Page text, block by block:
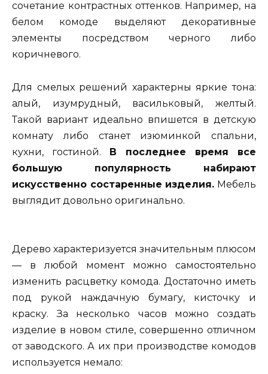
сочетание контрастных оттенков. Например, на
белом комоде выделяют декоративные
элементы посредством черного либо
коричневого.
Для смелых решений характерны яркие тона:
алый, изумрудный, васильковый, желтый.
Такой вариант идеально впишется в детскую
комнату либо станет изюминкой спальни,
кухни, гостиной. В последнее время все
большую популярность набирают
искусственно состаренные изделия. Мебель
выглядит довольно оригинально.
Дерево характеризуется значительным плюсом
— в любой момент можно самостоятельно
изменить расцветку комода. Достаточно иметь
под рукой наждачную бумагу, кисточку и
краску. За несколько часов можно создать
изделие в новом стиле, совершенно отличном
от заводского. А их при производстве комодов
используется немало: